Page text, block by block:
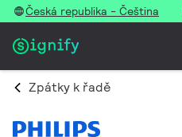
Česká republika - Čeština
Zpátky k řadě